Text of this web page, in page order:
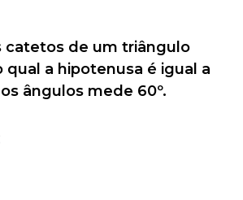
catetos de um triângulo
qual a hipotenusa é igual a
ângulos mede 60º.